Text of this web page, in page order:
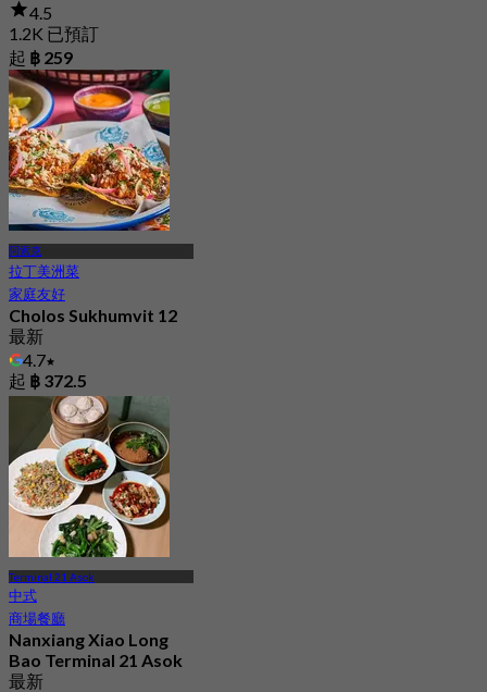
4.5
1.2K 已預訂
起 ฿ 259
阿索克
拉丁美洲菜
家庭友好
Cholos Sukhumvit 12
最新
4.7
起 ฿ 372.5
Terminal 21 Asok
中式
商場餐廳
Nanxiang Xiao Long
Bao Terminal 21 Asok
最新